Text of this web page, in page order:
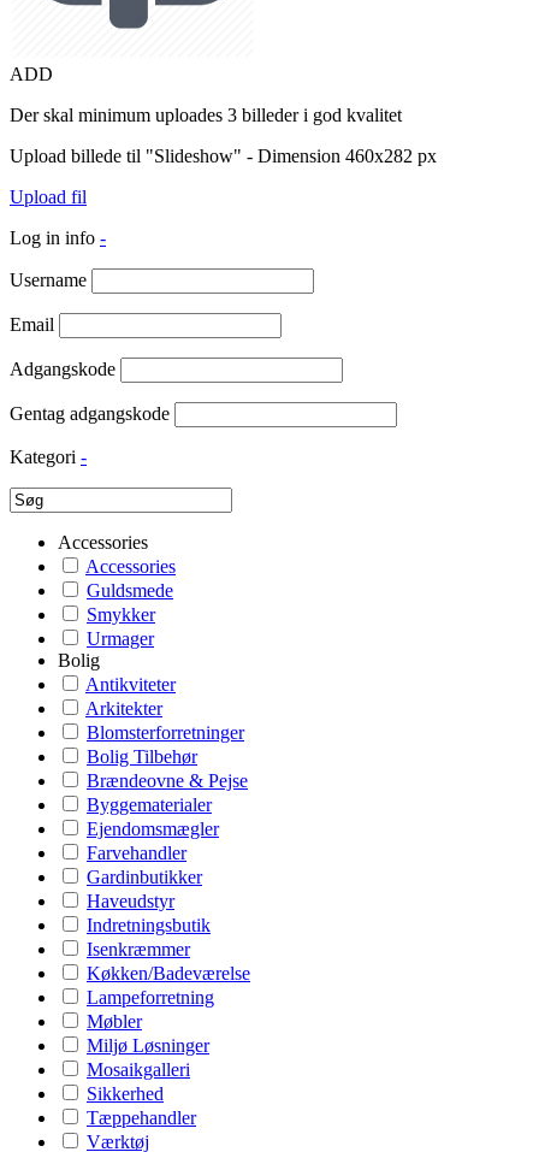
ADD
Der skal minimum uploades 3 billeder i god kvalitet
Upload billede til "Slideshow" - Dimension 460x282 px
Upload fil
Log in info -
Username
Email
Adgangskode
Gentag adgangskode
Kategori -
Accessories
Accessories
Guldsmede
Smykker
Urmager
Bolig
Antikviteter
Arkitekter
Blomsterforretninger
Bolig Tilbehør
Brændeovne & Pejse
Byggematerialer
Ejendomsmægler
Farvehandler
Gardinbutikker
Haveudstyr
Indretningsbutik
Isenkræmmer
Køkken/Badeværelse
Lampeforretning
Møbler
Miljø Løsninger
Mosaikgalleri
Sikkerhed
Tæppehandler
Værktøj